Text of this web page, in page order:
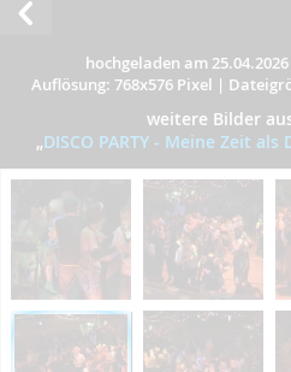
hochgeladen am 25.04.2026
Auflösung: 768x576 Pixel |
weitere Bilder
„DISCO PARTY - Meine Zeit als